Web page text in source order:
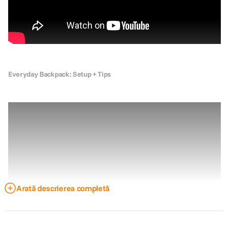
Everyday Backpack: Setup + Tips
Arată descrierea completă